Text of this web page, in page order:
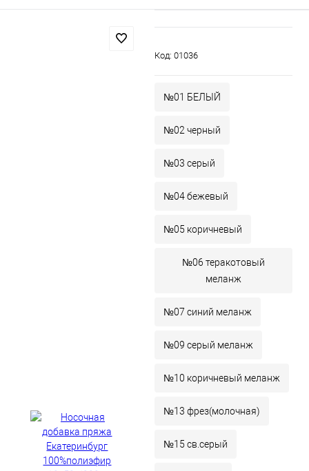
Код: 01036
№01 БЕЛЫЙ
№02 черный
№03 серый
№04 бежевый
№05 коричневый
№06 теракотовый
меланж
№07 синий меланж
№09 серый меланж
№10 коричневый меланж
№13 фрез(молочная)
№15 св.серый